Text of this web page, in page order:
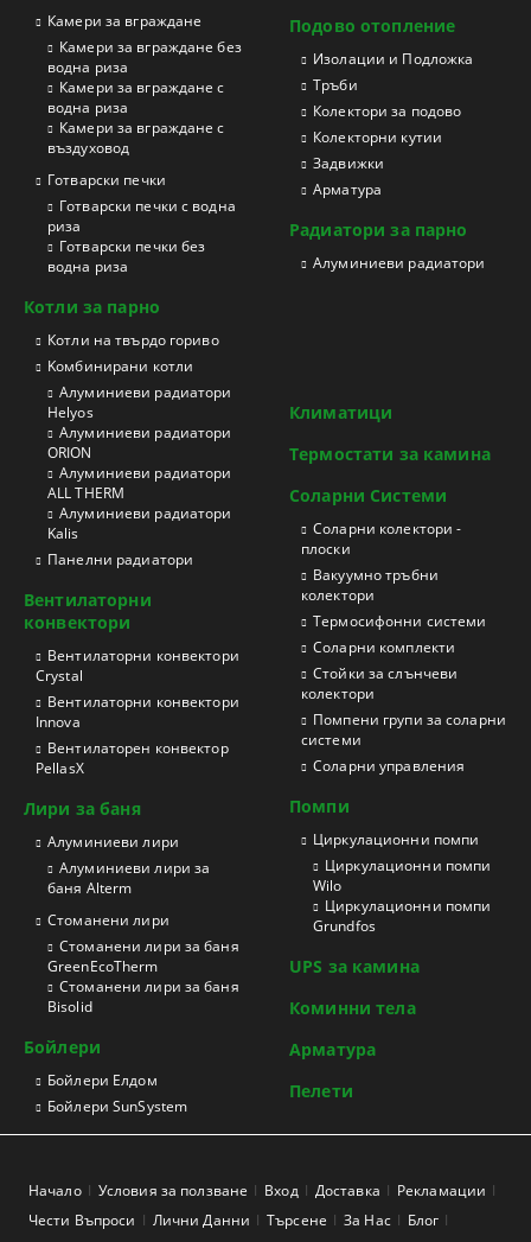
Камери за вграждане
Камери за вграждане без
водна риза
Камери за вграждане с
водна риза
Камери за вграждане с
въздуховод
Готварски печки
Готварски печки с водна
риза
Готварски печки без
водна риза
Котли за парно
Котли на твърдо гориво
Kомбинирани котли
Подово отопление
Изолации и Подложка
Тръби
Колектори за подово
Колекторни кутии
Задвижки
Арматура
Радиатори за парно
Aлуминиеви радиатори
Aлуминиеви радиатори
Helyos
Aлуминиеви радиатори
ORION
Aлуминиеви радиатори
ALL THERM
Aлуминиеви радиатори
Kalis
Панелни радиатори
Вентилаторни
конвектори
Вентилаторни конвектори
Crystal
Вентилаторни конвектори
Innova
Вентилаторен конвектор
PellasX
Лири за баня
Aлуминиеви лири
Алуминиеви лири за
баня Alterm
Стоманени лири
Стоманени лири за баня
GreenEcoTherm
Стоманени лири за баня
Bisolid
Бойлери
Бойлери Елдом
Бойлери SunSystem
Климатици
Термостати за камина
Соларни Системи
Соларни колектори -
плоски
Вакуумно тръбни
колектори
Термосифонни системи
Соларни комплекти
Стойки за слънчеви
колектори
Помпени групи за соларни
системи
Соларни управления
Помпи
Циркулационни помпи
Циркулационни помпи
Wilo
Циркулационни помпи
Grundfos
UPS за камина
Коминни тела
Арматура
Пелети
Начало Условия за ползване Вход Доставка
Рекламации
Чести Въпроси
Лични Данни Търсене За Нас
Блог